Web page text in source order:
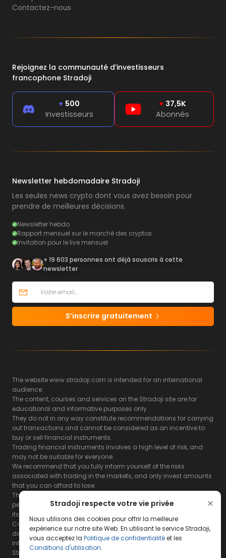
Stradoji respecte votre vie privée
Nous utilisons des cookies pour offrir la meilleure
expérience sur notre site Web. En utilisant le service Stradoji,
vous acceptez la Politique de confidentialitéet les
Conditions d'utilisation.
Contactez-nous
Rejoignez la communauté d’investisseurs
francophone Stradoji
+ 500
Investisseurs
+ 37,5K
Abonnés
Newsletter hebdomadaire Stradoji
Les seules news crypto dont vous avez besoin pour
prendre de meilleures décisions.
Newsletter hebdo
Rapport mensuel sur le marché des cryptos
Invitation pour le live mensuel
+ 19 603 personnes ont déjà souscris à cette
newsletter
S’inscrire gratuitement
The website www.stradoji.com is intended for an international
audience.
The content, courses and services on the Stradoji site are for
educational and informative purposes only.
They do not in any way constitute recommendations for carrying
out transactions and cannot be considered as an incentive to
buy or sell financial instruments.
Trading financial instruments involves a high level of risk, and
may not be suitable for everyone.
We recommend that you fully inform yourself of the risks
associated with trading in the markets, and only invest amounts
that you can afford to lose.
The Stradoji site does not guarantee the results or the
performance of products based on the information contained on
its site and its servers.
Consequently, the Stradoji site and its publishing company
decline all responsibility in the use that may be made of this
information and the consequences that may result therefrom.
Stradoji Services are not authorized for US citizens or US residents.